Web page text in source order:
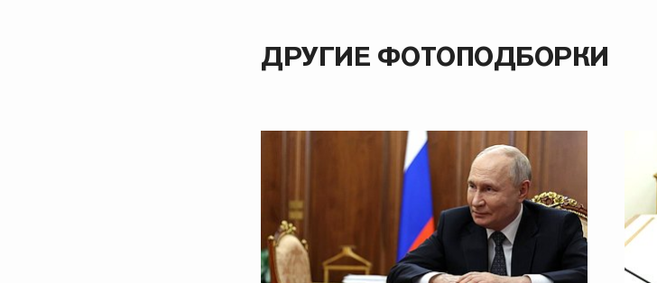
ДРУГИЕ ФОТОПОДБОРКИ